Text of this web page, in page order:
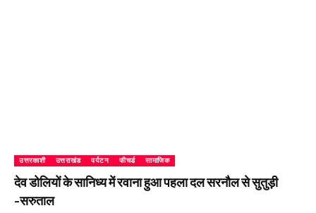
उत्तरकाशी उत्तराखंड पर्यटन फीचर्ड सामाजिक
देव डोलियों के सानिध्य में रवाना हुआ पहला दल सरनौल से सुतुड़ी
-सरुताल